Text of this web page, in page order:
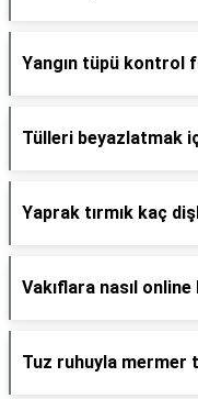
Yangın tüpü kontrol
Tülleri beyazlatmak
Yaprak tırmık kaç
Vakıflara nasıl online
Tuz ruhuyla mermer